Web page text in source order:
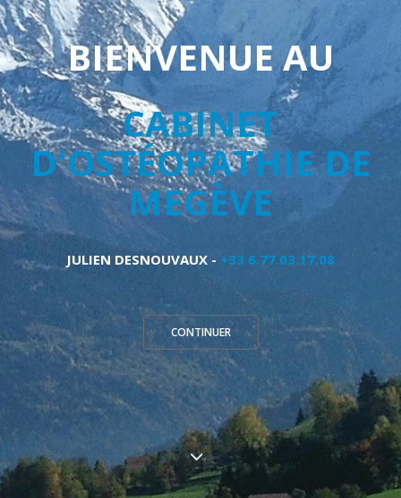
BIENVENUE AU
CABINET
D'OSTÉOPATHIE DE
MEGÈVE
JULIEN DESNOUVAUX - +33 6.77.03.17.08
CONTINUER